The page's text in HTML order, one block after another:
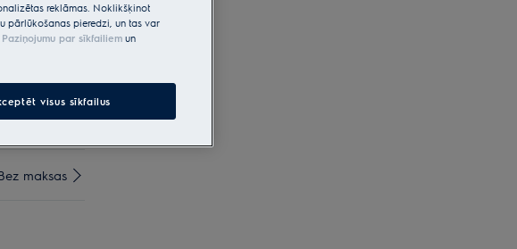
Iekļauts
€80
maksas
reklāmas. Noklikšķinot
pārlūkošanas pieredzi, un tas var
Paziņojumu par sīkfailiem un
visus sīkfailus